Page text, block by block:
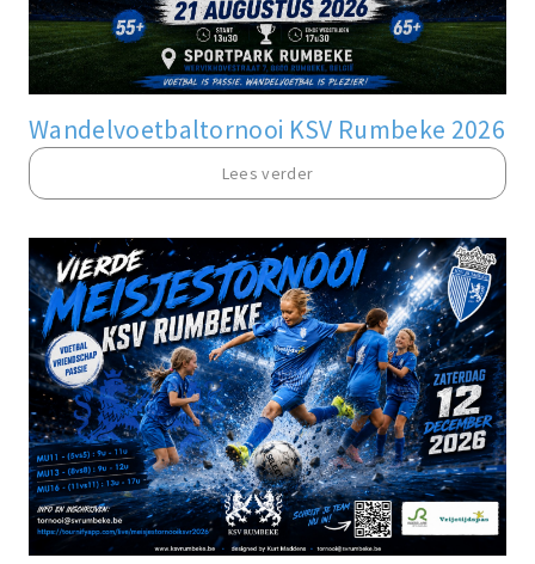
Wandelvoetbaltornooi KSV Rumbeke 2026
Lees verder